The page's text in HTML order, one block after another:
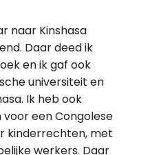
naar Kinshasa
Daar deed ik
en ik gaf ook
universiteit en
Ik heb ook
een Congolese
kinderrechten, met
werkers. Daar